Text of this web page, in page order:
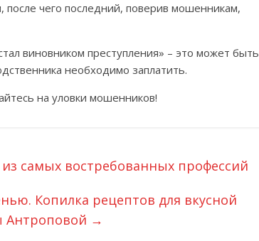
после чего последний, поверив мошенникам,
виновником преступления» – это может быть
необходимо заплатить.
на уловки мошенников!
самых востребованных профессий
Копилка рецептов для вкусной
Антроповой →